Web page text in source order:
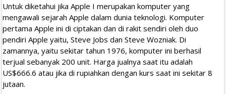
Untuk diketahui jika Apple I merupakan komputer yang
mengawali sejarah Apple dalam dunia teknologi. Komputer
pertama Apple ini di ciptakan dan di rakit sendiri oleh duo
pendiri Apple yaitu, Steve Jobs dan Steve Wozniak. Di
zamannya, yaitu sekitar tahun 1976, komputer ini berhasil
terjual sebanyak 200 unit. Harga jualnya saat itu adalah
US$666.6 atau jika di rupiahkan dengan kurs saat ini sekitar 8
jutaan.